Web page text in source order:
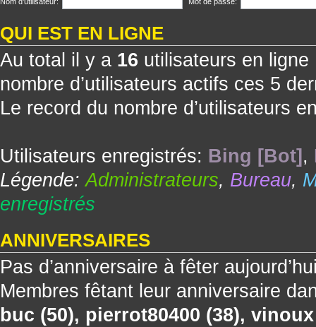
QUI EST EN LIGNE
Au total il y a 16 utilisateurs en
nombre d’utilisateurs actifs ces 5
Le record du nombre d’utilisateurs
Utilisateurs enregistrés: Bing [Bot] ,
Légende:Administrateurs, Bureau,
enregistrés
ANNIVERSAIRES
Pas d’anniversaire à fêter
Membres fêtant leur anniversaire
buc (50), pierrot80400 (38), vinoux